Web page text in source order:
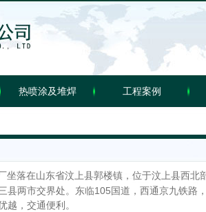
热喷涂及堆焊 工程案例
坐落在山东省汶上县郭楼镇，位于汶上县西北
县两市交界处。东临105国道，西通京九铁路
越，交通便利。